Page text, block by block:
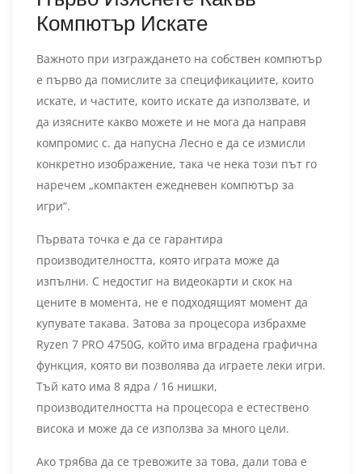
Компютър Искате
Важното при изграждането на собствен компютър
е първо да помислите за спецификациите, които
искате, и частите, които искате да използвате, и
да изясните какво можете и не мога да направя
компромис с. да напусна Лесно е да се измисли
конкретно изображение, така че нека този път го
наречем „компактен ежедневен компютър за
игри“.
Първата точка е да се гарантира
производителността, която играта може да
изпълни. С недостиг на видеокарти и скок на
цените в момента, не е подходящият момент да
купувате такава. Затова за процесора избрахме
Ryzen 7 PRO 4750G, който има вградена графична
функция, която ви позволява да играете леки игри.
Тъй като има 8 ядра / 16 нишки,
производителността на процесора е естествено
висока и може да се използва за много цели.
Ако трябва да се тревожите за това, дали това е